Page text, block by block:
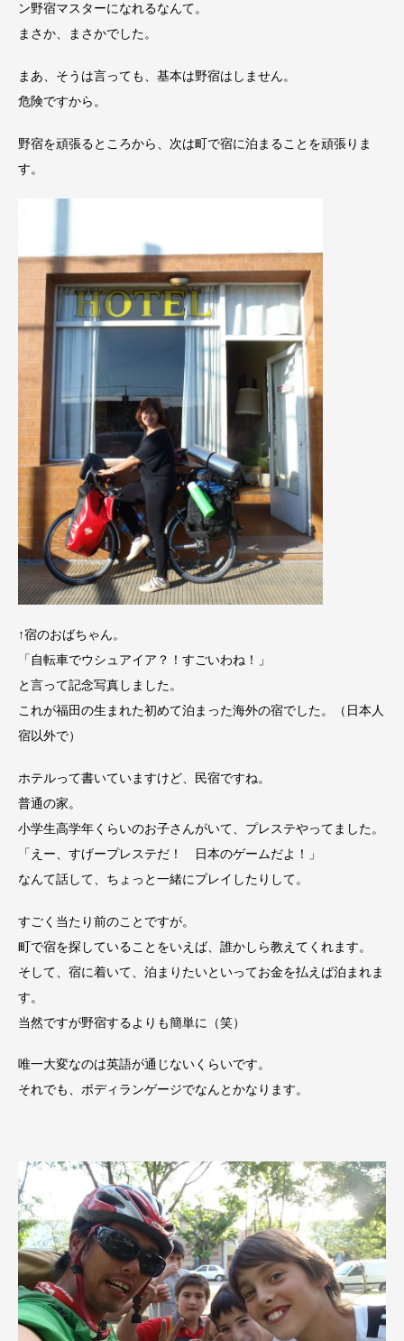
ン野宿マスターになれるなんて。
まさか、まさかでした。
まあ、そうは言っても、基本は野宿はしません。
危険ですから。
野宿を頑張るところから、次は町で宿に泊まることを頑張りま
す。
↑宿のおばちゃん。
「自転車でウシュアイア？！すごいわね！」
と言って記念写真しました。
これが福田の生まれた初めて泊まった海外の宿でした。（日本人
宿以外で）
ホテルって書いていますけど、民宿ですね。
普通の家。
小学生高学年くらいのお子さんがいて、プレステやってました。
「えー、すげープレステだ！ 日本のゲームだよ！」
なんて話して、ちょっと一緒にプレイしたりして。
すごく当たり前のことですが。
町で宿を探していることをいえば、誰かしら教えてくれます。
そして、宿に着いて、泊まりたいといってお金を払えば泊まれま
す。
当然ですが野宿するよりも簡単に（笑）
唯一大変なのは英語が通じないくらいです。
それでも、ボディランゲージでなんとかなります。